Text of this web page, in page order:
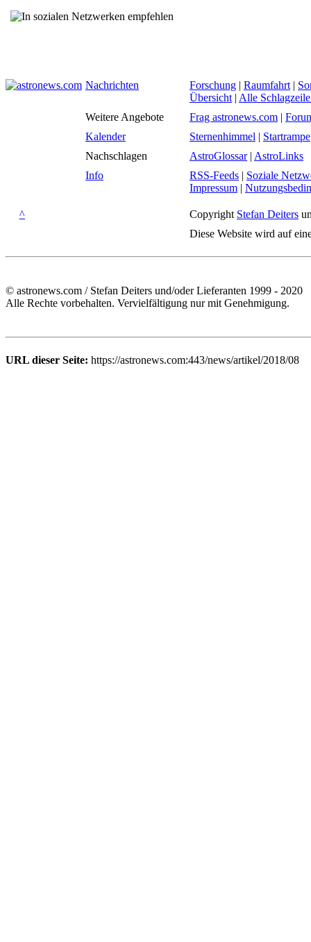
Nachrichten Forschung | Raumfahrt |
Übersicht | Alle
Weitere Angebote
Frag astronews.com |
Kalender
Sternenhimmel | Startrampe
Nachschlagen
AstroGlossar| AstroLinks
Info
RSS-Feeds | Soziale
Impressum |
^ Copyright Stefan Deiters
Diese Website wird auf
© astronews.com / Stefan Deiters und/oder Lieferanten 1999 - 2020
Alle Rechte vorbehalten. Vervielfältigung nur mit Genehmigung.
URL dieser Seite: https://astronews.com:443/news/artikel/2018/08